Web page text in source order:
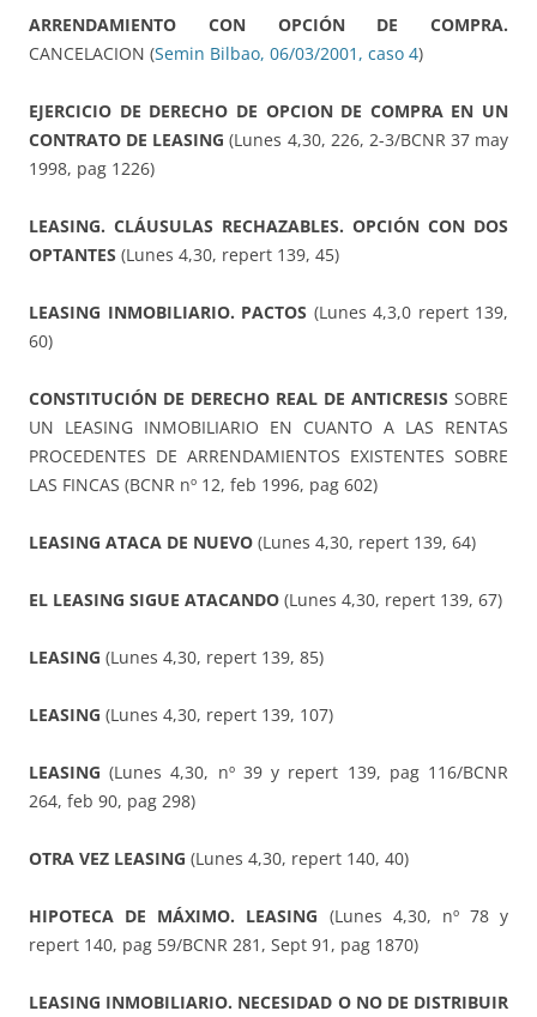
ARRENDAMIENTO CON OPCIÓN DE COMPRA.
CANCELACION (Semin Bilbao, 06/03/2001, caso 4)
EJERCICIO DE DERECHO DE OPCION DE COMPRA EN UN
CONTRATO DE LEASING (Lunes 4,30, 226, 2-3/BCNR 37 may
1998, pag 1226)
LEASING. CLÁUSULAS RECHAZABLES. OPCIÓN CON DOS
OPTANTES (Lunes 4,30, repert 139, 45)
LEASING INMOBILIARIO. PACTOS (Lunes 4,3,0 repert 139,
60)
CONSTITUCIÓN DE DERECHO REAL DE ANTICRESIS SOBRE
UN LEASING INMOBILIARIO EN CUANTO A LAS RENTAS
PROCEDENTES DE ARRENDAMIENTOS EXISTENTES SOBRE
LAS FINCAS (BCNR nº 12, feb 1996, pag 602)
LEASING ATACA DE NUEVO (Lunes 4,30, repert 139, 64)
EL LEASING SIGUE ATACANDO (Lunes 4,30, repert 139, 67)
LEASING (Lunes 4,30, repert 139, 85)
LEASING (Lunes 4,30, repert 139, 107)
LEASING (Lunes 4,30, nº 39 y repert 139, pag 116/BCNR
264, feb 90, pag 298)
OTRA VEZ LEASING (Lunes 4,30, repert 140, 40)
HIPOTECA DE MÁXIMO. LEASING (Lunes 4,30, nº 78 y
repert 140, pag 59/BCNR 281, Sept 91, pag 1870)
LEASING INMOBILIARIO. NECESIDAD O NO DE DISTRIBUIR